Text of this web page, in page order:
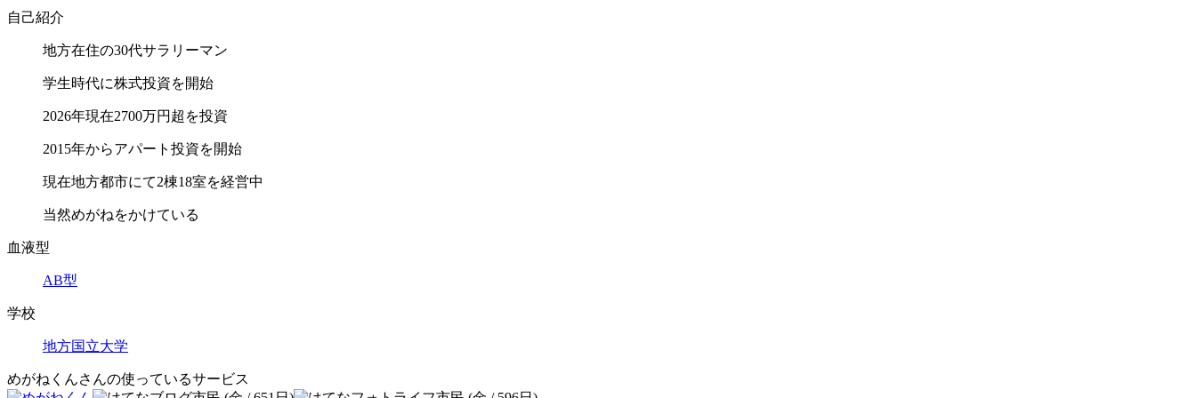
自己紹介
地方在住の30代サラリーマン
学生時代に株式投資を開始
2026年現在2700万円超を投資
2015年からアパート投資を開始
現在地方都市にて2棟18室を経営中
当然めがねをかけている
血液型
AB型
学校
地方国立大学
めがねくんさんの使っているサービス